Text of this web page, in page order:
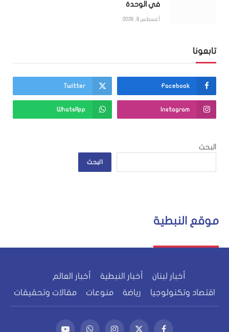
في الوحدة
أغسطس 8, 2026
تابعونا
Facebook
Twitter
Instagram
WhatsApp
البحث
البحث
موقع النبطية
أخبار لبنان أخبار النبطية
أخبار العالم
اقتصاد وتكنولوجيا
رياضة منوعات مقالات وتحقيقات